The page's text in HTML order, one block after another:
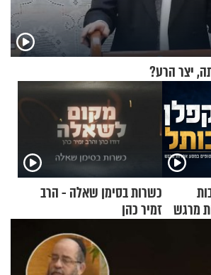
יצר הרע?
מרגש
כשרות בסימן שאלה - הרב
זמיר כהן